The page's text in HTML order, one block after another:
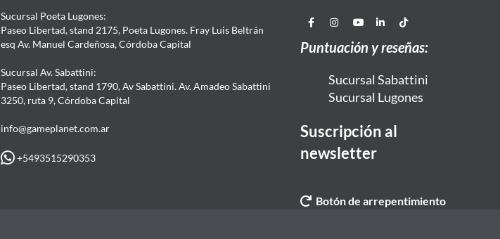
Sucursal Poeta Lugones:
Paseo Libertad, stand 2175, Poeta Lugones. Fray Luis Beltrán
esq Av. Manuel Cardeñosa, Córdoba Capital
Sucursal Av. Sabattini:
Paseo Libertad, stand 1790, Av Sabattini. Av. Amadeo Sabattini
3250, ruta 9, Córdoba Capital
info@gameplanet.com.ar
+5493515290353
Puntuación y reseñas:
Sucursal Sabattini
Sucursal Lugones
Suscripción al
newsletter
Botón de arrepentimiento